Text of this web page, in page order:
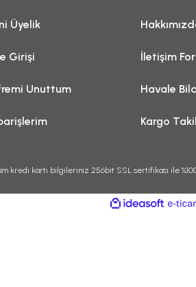
Üyelik
Girişi
Unuttum
İletişim
Havale
Kargo
kredi kartı bilgileriniz 256bit SSL sertifikası ile
ideasoft